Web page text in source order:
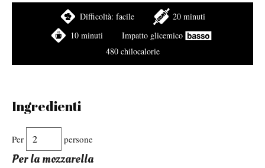
Difficoltà: facile
20 minuti
10 minuti
Impatto glicemico
480 chilocalorie
Ingredienti
Per persone
Per la mozzarella